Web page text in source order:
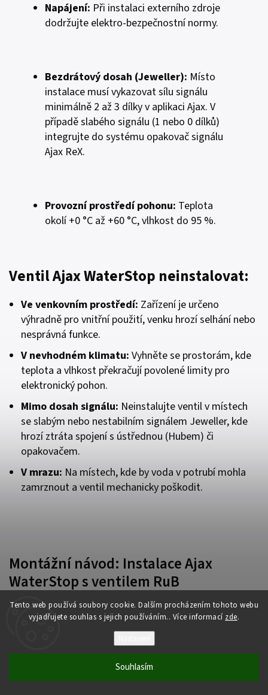
Tento web používá soubory cookie. Dalším procházením tohoto webu
vyjadřujete souhlas s jejich používáním.. Více informací zde.
Souhlasím
Napájení: Při instalaci externího zdroje
dodržujte elektro-bezpečnostní normy.
Bezdrátový dosah (Jeweller): Místo
instalace musí vykazovat sílu signálu
minimálně 2 až 3 dílky v aplikaci Ajax. V
případě slabého signálu (1 nebo 0 dílků)
integrujte do systému opakovač signálu
Ajax ReX.
Provozní prostředí pohonu: Teplota
okolí +0 °C až +60 °C, vlhkost do 95 %.
Ventil Ajax WaterStop neinstalovat:
Ve venkovním prostředí: Zařízení je určeno
výhradně pro vnitřní použití, venku hrozí selhání nebo
nesprávná funkce.
V nevhodném klimatu: Vyhněte se prostorám, kde
teplota a vlhkost překračují povolené limity pro
elektronický pohon.
Mimo dosah signálu: Neinstalujte ventil v místech
se slabým nebo nestabilním signálem Jeweller, kde
hrozí ztráta spojení s ústřednou (Hubem) či
opakovačem.
V mrazu: Na místech, kde by voda v potrubí mohla
zamrznout a ventil mechanicky poškodit.
Montážní návod: Instalace Ajax
WaterStop s ventilem RuB
Před zahájením montáže doporučujeme elektrický
pohon nejdříve rozebrat: vyjměte montážní pojistku